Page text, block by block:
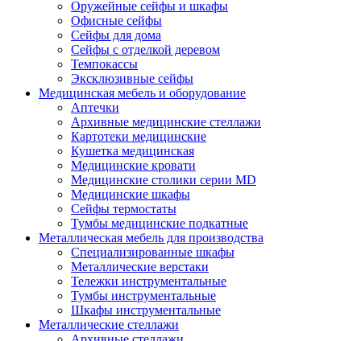
Оружейные сейфы и шкафы
Офисные сейфы
Сейфы для дома
Сейфы с отделкой деревом
Темпокассы
Эксклюзивные сейфы
Медицинская мебель и оборудование
Аптечки
Архивные медицинские стеллажи
Картотеки медицинские
Кушетка медицинская
Медицинские кровати
Медицинские столики серии MD
Медицинские шкафы
Сейфы термостаты
Тумбы медицинские подкатные
Металлическая мебель для производства
Cпециализированные шкафы
Металлические верстаки
Тележки инструментальные
Тумбы инструментальные
Шкафы инструментальные
Металлические стеллажи